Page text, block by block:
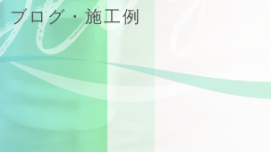
ブログ・施工例